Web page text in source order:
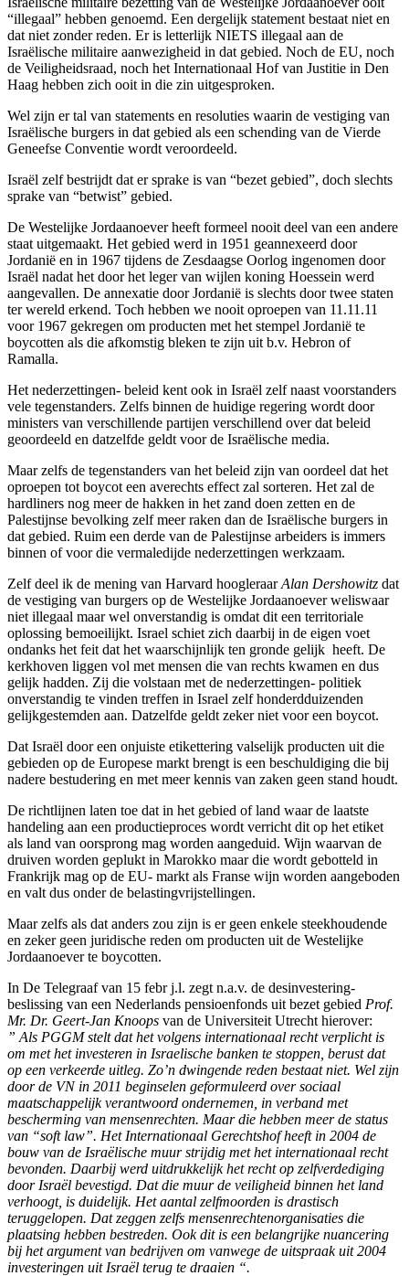
“illegaal” hebben genoemd. Een dergelijk statement bestaat niet en
dat niet zonder reden. Er is letterlijk NIETS illegaal aan de
Israëlische militaire aanwezigheid in dat gebied. Noch de EU, noch
de Veiligheidsraad, noch het Internationaal Hof van Justitie in Den
Haag hebben zich ooit in die zin uitgesproken.
Wel zijn er tal van statements en resoluties waarin de vestiging van
Israëlische burgers in dat gebied als een schending van de Vierde
Geneefse Conventie wordt veroordeeld.
Israël zelf bestrijdt dat er sprake is van “bezet gebied”, doch slechts
sprake van “betwist” gebied.
De Westelijke Jordaanoever heeft formeel nooit deel van een andere
staat uitgemaakt. Het gebied werd in 1951 geannexeerd door
Jordanië en in 1967 tijdens de Zesdaagse Oorlog ingenomen door
Israël nadat het door het leger van wijlen koning Hoessein werd
aangevallen. De annexatie door Jordanië is slechts door twee staten
ter wereld erkend. Toch hebben we nooit oproepen van 11.11.11
voor 1967 gekregen om producten met het stempel Jordanië te
boycotten als die afkomstig bleken te zijn uit b.v. Hebron of
Ramalla.
Het nederzettingen- beleid kent ook in Israël zelf naast voorstanders
vele tegenstanders. Zelfs binnen de huidige regering wordt door
ministers van verschillende partijen verschillend over dat beleid
geoordeeld en datzelfde geldt voor de Israëlische media.
Maar zelfs de tegenstanders van het beleid zijn van oordeel dat het
oproepen tot boycot een averechts effect zal sorteren. Het zal de
hardliners nog meer de hakken in het zand doen zetten en de
Palestijnse bevolking zelf meer raken dan de Israëlische burgers in
dat gebied. Ruim een derde van de Palestijnse arbeiders is immers
binnen of voor die vermaledijde nederzettingen werkzaam.
Zelf deel ik de mening van Harvard hoogleraarAlan Dershowitz dat
de vestiging van burgers op de Westelijke Jordaanoever weliswaar
niet illegaal maar wel onverstandig is omdat dit een territoriale
oplossing bemoeilijkt. Israel schiet zich daarbij in de eigen voet
ondanks het feit dat het waarschijnlijk ten gronde gelijk heeft. De
kerkhoven liggen vol met mensen die van rechts kwamen en dus
gelijk hadden. Zij die volstaan met de nederzettingen- politiek
onverstandig te vinden treffen in Israel zelf honderdduizenden
gelijkgestemden aan. Datzelfde geldt zeker niet voor een boycot.
Dat Israël door een onjuiste etikettering valselijk producten uit die
gebieden op de Europese markt brengt is een beschuldiging die bij
nadere bestudering en met meer kennis van zaken geen stand houdt.
De richtlijnen laten toe dat in het gebied of land waar de laatste
handeling aan een productieproces wordt verricht dit op het etiket
als land van oorsprong mag worden aangeduid. Wijn waarvan de
druiven worden geplukt in Marokko maar die wordt gebotteld in
Frankrijk mag op de EU- markt als Franse wijn worden aangeboden
en valt dus onder de belastingvrijstellingen.
Maar zelfs als dat anders zou zijn is er geen enkele steekhoudende
en zeker geen juridische reden om producten uit de Westelijke
Jordaanoever te boycotten.
In De Telegraaf van 15 febr j.l. zegt n.a.v. de desinvestering-
beslissing van een Nederlands pensioenfonds uit bezet gebied Prof.
Mr. Dr. Geert-Jan Knoops van de Universiteit Utrecht hierover:
” Als PGGM stelt dat het volgens internationaal recht verplicht is
om met het investeren in Israelische banken te stoppen, berust dat
op een verkeerde uitleg. Zo’n dwingende reden bestaat niet. Wel zijn
door de VN in 2011 beginselen geformuleerd over sociaal
maatschappelijk verantwoord ondernemen, in verband met
bescherming van mensenrechten. Maar die hebben meer de status
van “soft law”. Het Internationaal Gerechtshof heeft in 2004 de
bouw van de Israëlische muur strijdig met het internationaal recht
bevonden. Daarbij werd uitdrukkelijk het recht op zelfverdediging
door Israël bevestigd. Dat die muur de veiligheid binnen het land
verhoogt, is duidelijk. Het aantal zelfmoorden is drastisch
teruggelopen. Dat zeggen zelfs mensenrechtenorganisaties die
plaatsing hebben bestreden. Ook dit is een belangrijke nuancering
bij het argument van bedrijven om vanwege de uitspraak uit 2004
investeringen uit Israël terug te draaien “.